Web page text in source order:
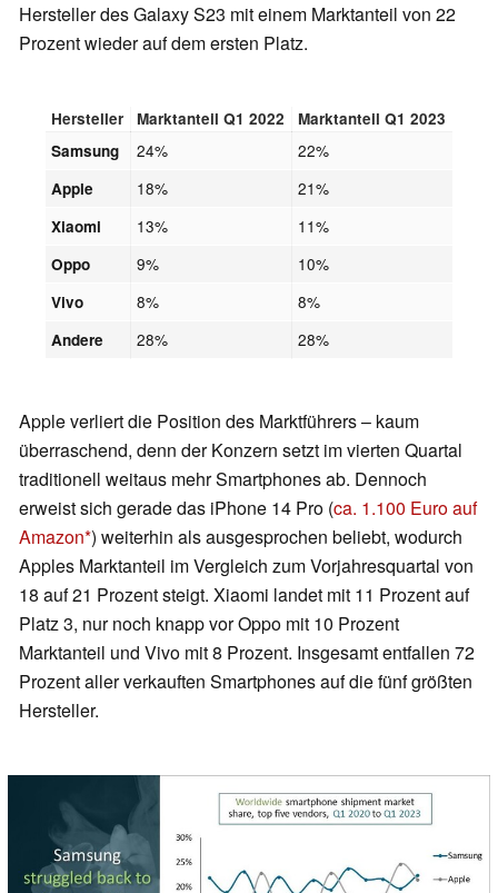
Hersteller des Galaxy S23 mit einem Marktanteil von 22
Prozent wieder auf dem ersten Platz.
Hersteller Marktanteil Q1 2022
Marktanteil Q1 2023
Samsung
24% 22%
Apple 18% 21%
Xiaomi 13% 11%
Oppo 9% 10%
Vivo 8% 8%
Andere 28% 28%
Apple verliert die Position des Marktführers – kaum
überraschend, denn der Konzern setzt im vierten Quartal
traditionell weitaus mehr Smartphones ab. Dennoch
erweist sich gerade das iPhone 14 Pro (ca. 1.100 Euro auf
Amazon ) weiterhin als ausgesprochen beliebt, wodurch
Apples Marktanteil im Vergleich zum Vorjahresquartal von
18 auf 21 Prozent steigt. Xiaomi landet mit 11 Prozent auf
Platz 3, nur noch knapp vor Oppo mit 10 Prozent
Marktanteil und Vivo mit 8 Prozent. Insgesamt entfallen 72
Prozent aller verkauften Smartphones auf die fünf größten
Hersteller.